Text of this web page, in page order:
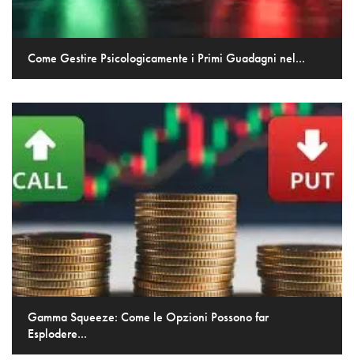
Come Gestire Psicologicamente i Primi Guadagni nel...
Gamma Squeeze: Come le Opzioni Possono far
Esplodere...